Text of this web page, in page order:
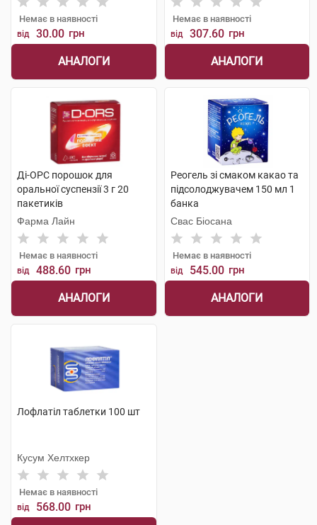
Немає в наявності
від 30.00 грн
АНАЛОГИ
Немає в наявності
від 307.60 грн
АНАЛОГИ
Ді-ОРС порошок для
оральної суспензії 3 г 20
пакетиків
Фарма Лайн
Немає в наявності
від 488.60 грн
АНАЛОГИ
Реогель зі смаком какао та
підсолоджувачем 150 мл 1
банка
Свас Біосана
Немає в наявності
від 545.00 грн
АНАЛОГИ
Лофлатіл таблетки 100 шт
Кусум Хелтхкер
Немає в наявності
від 568.00 грн